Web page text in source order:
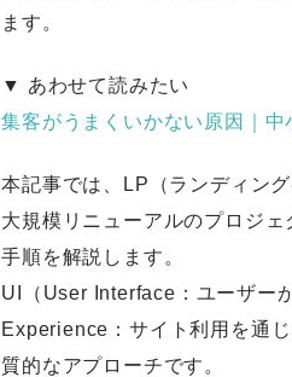
ます。
▼ あわせて読みたい
集客がうまくいかない原因｜
本記事では、LP（ランディン
大規模リニューアルのプロジェ
手順を解説します。
UI（User Interface：ユーザー
Experience：サイト利用を通
質的なアプローチです。